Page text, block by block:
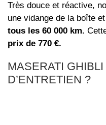
Très douce et réactive,
une vidange de la boîte
tous les 60 000 km.
prix de 770 €.
MASERATI
D’ENTRETIEN ?